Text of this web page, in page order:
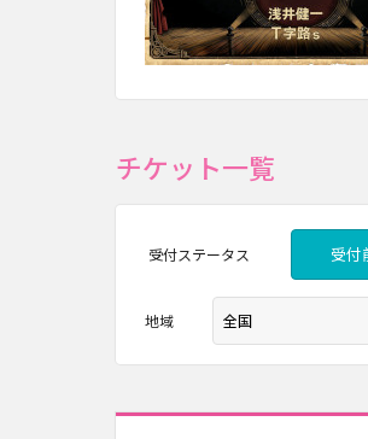
チケット一覧
受付ステータス 受付
地域